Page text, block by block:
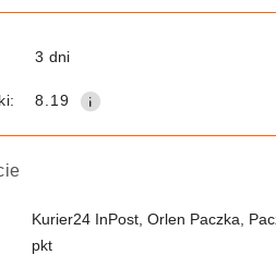
3 dni
8.19
Kurier24 InPost, Orlen Paczka,
pkt